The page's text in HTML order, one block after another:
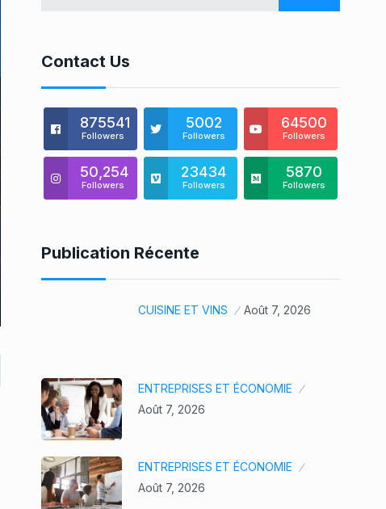
Contact Us
875541
Followers
5002
Followers
64500
Followers
50,254
Followers
23434
Followers
5870
Followers
Publication Récente
CUISINE ET VINS Août 7, 2026
ENTREPRISES ET ÉCONOMIE
Août 7, 2026
ENTREPRISES ET ÉCONOMIE
Août 7, 2026